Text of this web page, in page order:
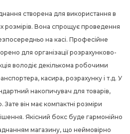
створена для використання в
розмірів. Вона спрощує проведення
на касі. Професійне
для організації розрахунково-
володіє декількома робочими
касира, розрахунку і т.д. У
накопичувач для товарів,
він має компактні розміри
Якісний бокс буде гармонійно
магазину, що неймовірно